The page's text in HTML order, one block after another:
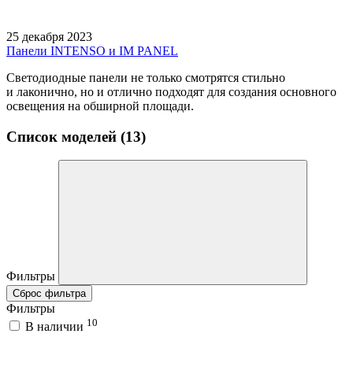
25 декабря 2023
Панели INTENSO и IM PANEL
Светодиодные панели не только смотрятся стильно
и лаконично, но и отлично подходят для создания основного
освещения на обширной площади.
Список моделей (13)
Фильтры
Сброс фильтра
Фильтры
В наличии 10